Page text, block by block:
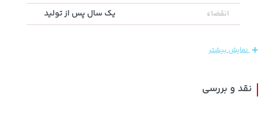
انقضاء یک سال پس از تولید
نمایش بیشتر
نقد و بررسی